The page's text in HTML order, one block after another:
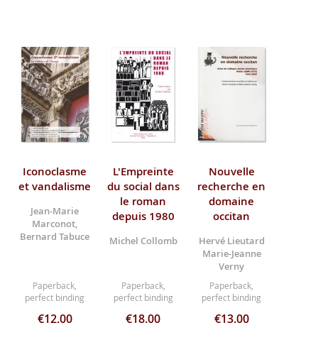
Iconoclasme
et vandalisme
Jean-Marie
Marconot,
Bernard Tabuce
Paperback,
perfect binding
€12.00
L'Empreinte
du social dans
le roman
depuis 1980
Michel Collomb
Paperback,
perfect binding
€18.00
Nouvelle
recherche en
domaine
occitan
Hervé Lieutard
Marie-Jeanne
Verny
Paperback,
perfect binding
€13.00